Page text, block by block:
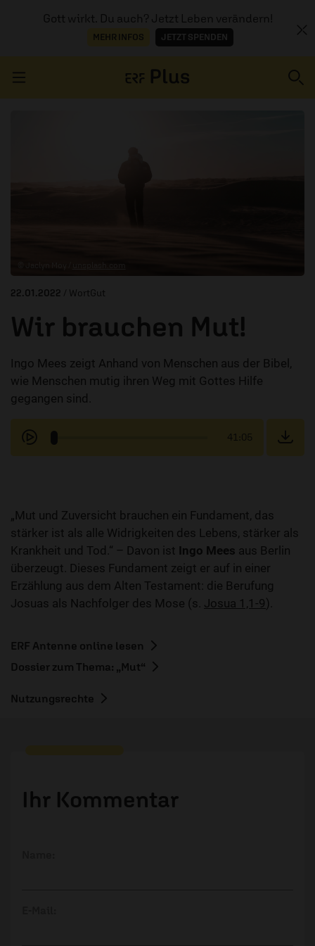
Gott wirkt. Du auch? Jetzt Leben verändern!
MEHR INFOS JETZT SPENDEN
22.01.2022 / WortGut
Wir brauchen Mut!
Ingo Mees zeigt Anhand von Menschen aus der Bibel,
wie Menschen mutig ihren Weg mit Gottes Hilfe
gegangen sind.
41:05
„Mut und Zuversicht brauchen ein Fundament, das
stärker ist als alle Widrigkeiten des Lebens, stärker als
Krankheit und Tod.“ – Davon ist Ingo Mees aus Berlin
überzeugt. Dieses Fundament zeigt er auf in einer
Erzählung aus dem Alten Testament: die Berufung
Josuas als Nachfolger des Mose (s. Josua 1,1-9).
ERF Antenne online lesen
Dossier zum Thema: „Mut“
Nutzungsrechte
Ihr Kommentar